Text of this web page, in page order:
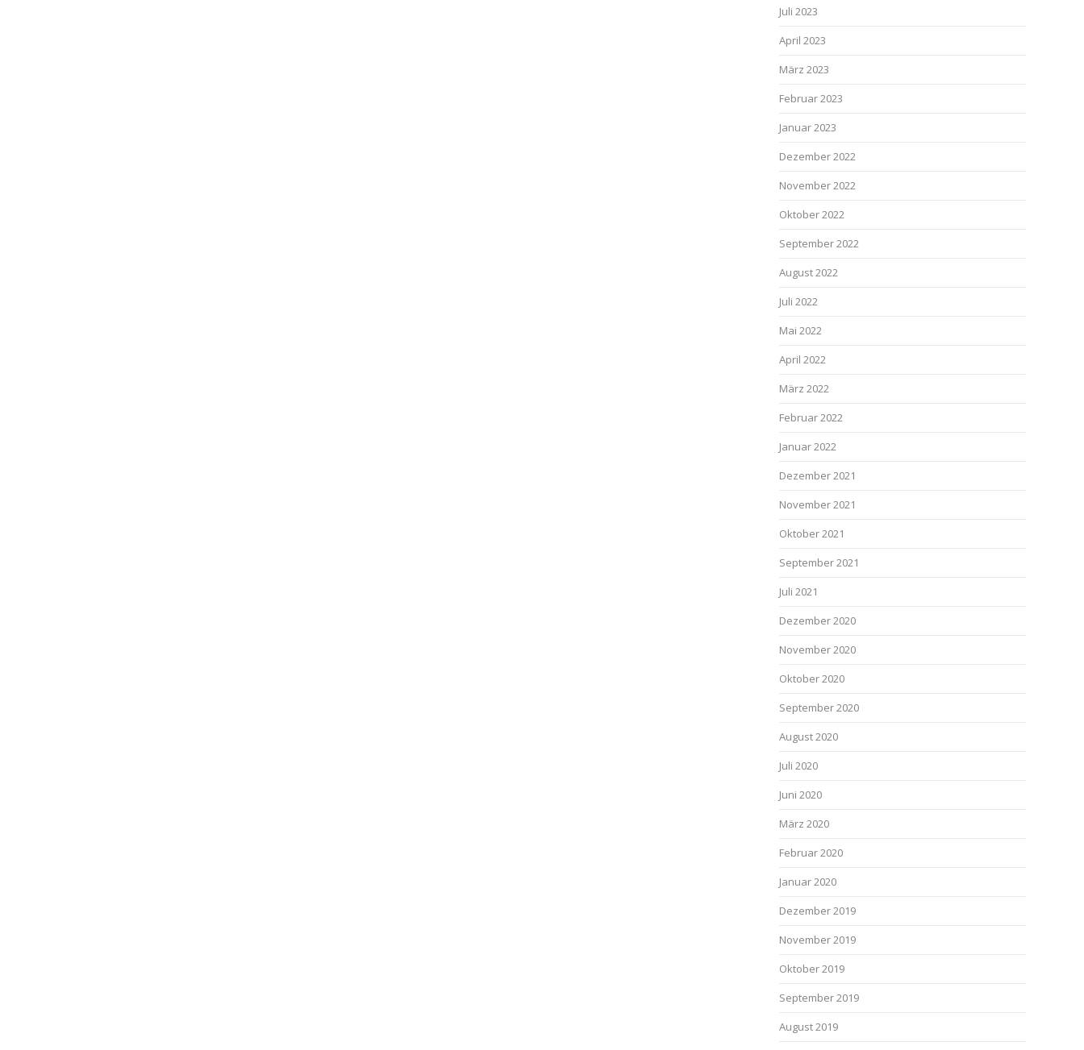
Juli 2023
April 2023
März 2023
Februar 2023
Januar 2023
Dezember 2022
November 2022
Oktober 2022
September 2022
August 2022
Juli 2022
Mai 2022
April 2022
März 2022
Februar 2022
Januar 2022
Dezember 2021
November 2021
Oktober 2021
September 2021
Juli 2021
Dezember 2020
November 2020
Oktober 2020
September 2020
August 2020
Juli 2020
Juni 2020
März 2020
Februar 2020
Januar 2020
Dezember 2019
November 2019
Oktober 2019
September 2019
August 2019